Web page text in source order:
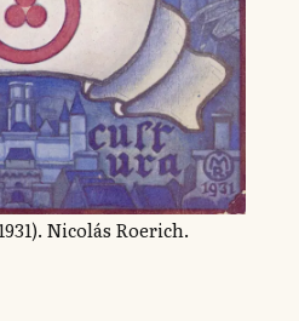
Nicolás Roerich.